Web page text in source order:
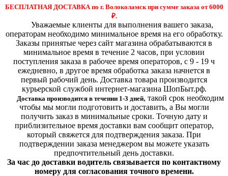
БЕСПЛАТНАЯ ДОСТАВКА по г. Волоколамск при сумме заказа от 6000
₽.
Уважаемые клиенты для выполнения вашего заказа,
операторам необходимо минимальное время на его обработку.
Заказы принятые через сайт магазина обрабатываются в
минимальное время в течение 2 часов, при условии
поступления заказа в рабочее время операторов, с 9 - 19 ч
ежедневно, в другое время обработка заказа начнется в
первый рабочий день. Доставка товара производится
курьерской службой интернет-магазина ШопБыт.рф.
Доставка производится в течении 1-3 дней, такой срок необходим
чтобы мы могли подготовить и доставить, а Вы могли
получить заказ в минимальные сроки. Точную дату и
приблизительное время доставки вам сообщит оператор,
который свяжется для подтверждения заказа. При
подтверждении заказа менеджером вы можете указать
предпочтительный день доставки.
За час до доставки водитель связывается по контактному
номеру для согласования точного времени.